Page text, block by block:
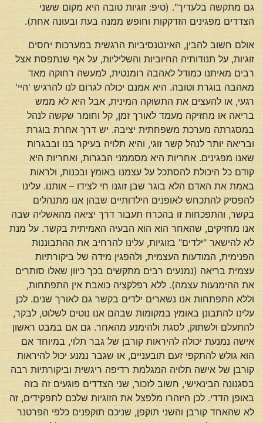
גם מתקשה בלעדיך". (טיפ: זוגיות טובה היא מקום ששני
הצדדים מפגינים הזדקקות וחופש ממנה בעת ובעונה אחת).
אולם חשוב להבין, האינטנסיביות הרגשית במערכות יחסים
זוגיות, על תנודותיה החיוביות והשליליות, על אף שנתפסת אצל
רבים מאיתנו כמודל לאהבה רומנטית, למעשה רחוקה מאד
מאהבה בוגרת וטובה. היא אמנם יכולה לגרום לנו להרגיש 'היי'
רגעי, או להעצים את התשוקה המינית, אבל היא לא ממש
בריאה או מחזיקה מעמד לאורך זמן, קל וחומר שקשה לנהל
במסגרתה מערכת משפחתית יציבה. יש דרך אחרת בוגרת
ובריאה יותר לנהל קשר זוגי, והיא תלויה בעיקר בנו ובבגרות
שאנו מפגינים. אחריות היא מסממני הבגרות, ואחריות היא
קודם כל היכולת להסתכל על עצמנו באומץ ובכנות, ולראות
באמת את האדם הלא בוגר שבן זוגנו חי לצידו – אותנו. עלינו
להפסיק להתכחש לאופנים הילדותיים שבהן אנו מתנהלים
בקשר, והתפכחות זו בהכרח תעבור דרך יציאה מהאשליה שבה
אנו מחזיקים, שהאחר הוא הוא הבעיה האמיתית בקשר. על מנת
לא להישאר "ילדים" בזוגיות, עלינו להרחיב את ההתבוננות
הפנימית, המודעות העצמית, ולהפגין מידה של ביקורתיות
עצמית בריאה (נמנעים רבים מתקשים בכך כיוון שאלו סותרים
את ההימנעות עצמה). ללא רפלקציה כואבת אין התפתחות,
וללא התפתחות אנו נשארים ילדים בקשר גם לאורך שנים. לכן
עלינו להתבונן באומץ במקומות שבהם אנו נוטים לשלוט, לבקר,
להתעלם ולשתוק, לסגת ולהימנע מהאחר. גם אם במבט ראשון
אישה נמנעת יכולה להיראות קורבן של גבר תלוי, במיוחד אם
הוא גולש להתקפי זעם תובעניים, או שגבר נמנע יכול להיראות
קורבן של אישה תלויה המגלמת רדיפה ריגשית וביקורתיות רבה
בסגנונה הבינאישי, חשוב לזכור, שני הצדדים פוגעים זה בזה
באופן הדדי. לכן היזהרו מלפצל את הזוגיות שלכם לתפקידים, זה
לא שהאחד קורבן והשני תוקפן, שניכם תוקפנים כלפי הפרטנר